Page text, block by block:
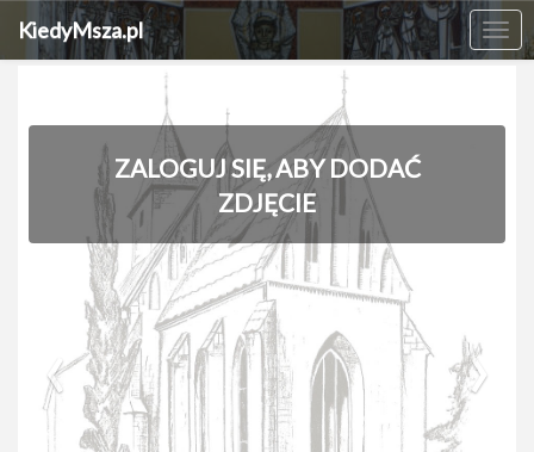
KiedyMsza.pl
ZALOGUJ SIĘ, ABY DODAĆ
ZDJĘCIE
‹ ›